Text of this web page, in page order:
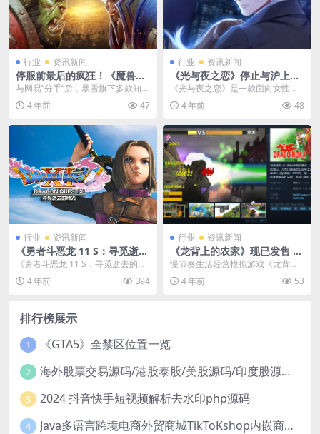
行业 资讯新闻
停服前最后的疯狂！《魔兽世
界》点卡价格竟暴涨
与网易“分手”后，暴雪旗下多款知名
游戏国服将在2023年1月24日零时
停运。由于...
4 年前 47
行业 资讯新闻
《光与夜之恋》停止与沪上阿
姨合作 因对方员工骂男主
《光与夜之恋》是一款面向女性用
户、国内顶尖乙女游戏制作团队打
造的互动恋爱手游。此...
4 年前 48
行业 资讯新闻
《勇者斗恶龙 11 S：寻觅逝去
的时光》新手阵容推荐
《勇者斗恶龙 11 S：寻觅逝去的时
光》中，就如同其他的 JRPG 一样，
玩家并...
4 年前 394
行业 资讯新闻
《龙背上的农家》现已发售 St
eam褒贬不一
慢节奏生活经营模拟游戏《龙背上
的农家》现已正式在Steam和任天
堂eShop发售...
4 年前 53
排行榜展示
1 《GTA5》全禁区位置一览
2 海外股票交易源码/港股泰股/美股源码/印度股源码/马拉西亚股票源码/国际股票配资
3 2024 抖音快手短视频解析去水印php源码
4 Java多语言跨境电商外贸商城TikToKshop内嵌商城I商家入驻I一键铺